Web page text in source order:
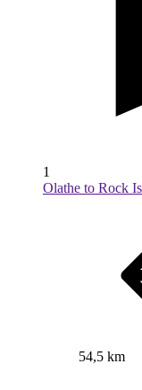
1
Olathe to Rock
54,5 km